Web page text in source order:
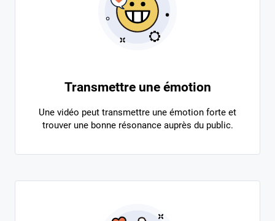
Transmettre une émotion
Une vidéo peut transmettre une émotion forte et
trouver une bonne résonance auprès du public.